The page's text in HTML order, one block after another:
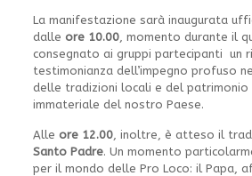
La manifestazione sarà inaugurata
dalle ore 10.00, momento durante il
consegnato ai gruppi partecipanti un
testimonianza dell’impegno profuso
delle tradizioni locali e del patrimonio
immateriale del nostro Paese.
Alle ore 12.00, inoltre, è atteso il
Santo Padre. Un momento
per il mondo delle Pro Loco: il Papa,